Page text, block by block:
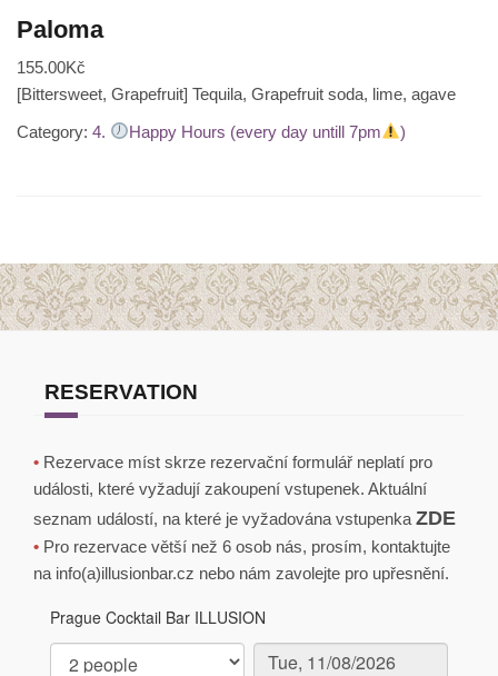
Paloma
155.00Kč
[Bittersweet, Grapefruit] Tequila, Grapefruit soda, lime, agave
Category: 4. Happy Hours (every day untill 7pm )
RESERVATION
• Rezervace míst skrze rezervační formulář neplatí pro
události, které vyžadují zakoupení vstupenek. Aktuální
seznam událostí, na které je vyžadována vstupenka ZDE
• Pro rezervace větší než 6 osob nás, prosím, kontaktujte
na info(a)illusionbar.cz nebo nám zavolejte pro upřesnění.